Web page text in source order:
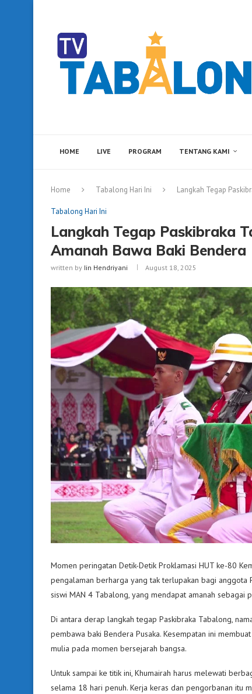
HOME LIVE PROGRAM TENTANG KAMI
Home Tabalong Hari Ini Langkah Tegap
Tabalong Hari Ini
Langkah Tegap Paskibraka
Amanah Bawa Baki Bendera
written by Iin Hendriyani August 18, 2025
Momen peringatan Detik-Detik Proklamasi HUT ke-80
pengalaman berharga yang tak terlupakan bagi anggota
siswi MAN 4 Tabalong, yang mendapat amanah
Di antara derap langkah tegap Paskibraka Tabalong,
pembawa baki Bendera Pusaka. Kesempatan ini
mulia pada momen bersejarah bangsa.
Untuk sampai ke titik ini, Khumairah harus melewati
selama 18 hari penuh. Kerja keras dan pengorbanan itu